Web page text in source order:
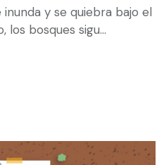
y se quiebra bajo el
bosques sigu...